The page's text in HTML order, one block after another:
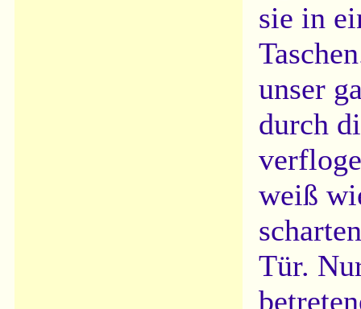
sie in
unser
durch
weiß
Tür.